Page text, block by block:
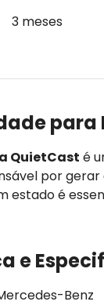
3 meses
para
QuietCast é
por
estado é
e
Benz